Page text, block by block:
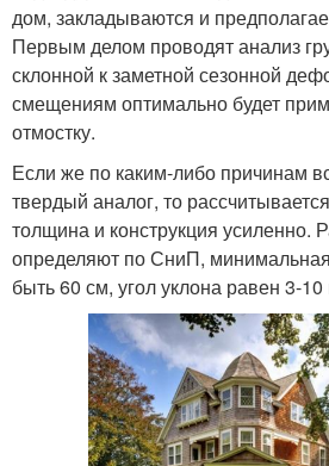
дом, закладываются и
Первым делом проводят анализ
склонной к заметной сезонной
смещениям оптимально будет
отмостку.
Если же по каким-либо причинам
твердый аналог, то
толщина и конструкция усиленно.
определяют по СниП,
быть 60 см, угол уклона равен 3-10